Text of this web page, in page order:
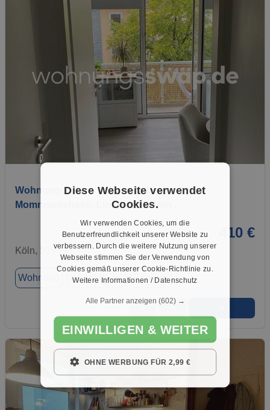
Wohnungsswap - 1 Zimmer, 25 m² -
Mommsenstraße, Lindenthal, Köln
410 €
Köln, 50935
Wohnung ca. 25,00 m² Zimmer 1
Diese Webseite verwendet
Cookies.
Wir verwenden Cookies, um die
Benutzerfreundlichkeit unserer Website zu
verbessern. Durch die weitere Nutzung unserer
Webseite stimmen Sie der Verwendung von
Cookies gemäß unserer Cookie-Richtlinie zu.
Weitere Informationen / Datenschutz
Alle Partner anzeigen (602) →
EINWILLIGEN & WEITER
OHNE WERBUNG FÜR 2,99 €